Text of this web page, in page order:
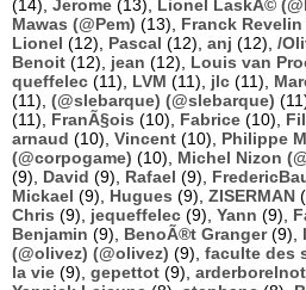
(14), Jerome (13), Lionel LaskÃ©
Mawas (@Pem) (13), Franck
Lionel (12), Pascal (12), anj (12), /
Benoit (12), jean (12), Louis van
queffelec (11), LVM (11), jlc (11),
(11), (@slebarque) (@slebarque)
(11), FranÃ§ois (10), Fabrice (10),
arnaud (10), Vincent (10), Philippe
(@corpogame) (10), Michel Nizon
(9), David (9), Rafael (9),
Mickael (9), Hugues (9), ZISERMAN
Chris (9), jequeffelec (9), Yann (9),
Benjamin (9), BenoÃ®t Granger(9),
(@olivez) (@olivez) (9), faculte des
la vie (9), gepettot (9), arderborelnot